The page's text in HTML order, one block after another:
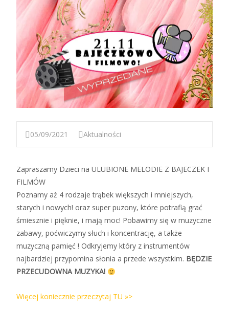
05/09/2021 Aktualności
Zapraszamy Dzieci na ULUBIONE MELODIE Z BAJECZEK I
FILMÓW
Poznamy aż 4 rodzaje trąbek większych i mniejszych,
starych i nowych! oraz super puzony, które potrafią grać
śmiesznie i pięknie, i mają moc! Pobawimy się w muzyczne
zabawy, poćwiczymy słuch i koncentrację, a także
muzyczną pamięć ! Odkryjemy który z instrumentów
najbardziej przypomina słonia a przede wszystkim. BĘDZIE
PRZECUDOWNA MUZYKA!
Więcej koniecznie przeczytaj TU »>